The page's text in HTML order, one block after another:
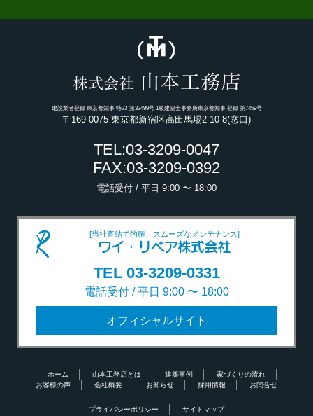
株式会社 山本工務店
建設業者登録 東京都知事 特23-第32499号 1級建築士事務所東京都知事 登録 第7459号
〒169-0075 東京都新宿区高田馬場2-10-8(窓口)
TEL:03-3209-0047
FAX:03-3209-0392
電話受付 / 平日 9:00 〜 18:00
[当社直結で的確、スムーズなメンテナンス]
ワイ・リペア株式会社
TEL 03-3209-0331
電話受付 / 平日 9:00 〜 18:00
オフィシャルサイト
ホーム 山本工務店とは 建築事例
家づくりの流れ
お客様の声
会社概要 お知らせ 採用情報 お問合せ
プライバシーポリシー サイトマップ